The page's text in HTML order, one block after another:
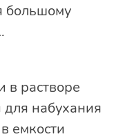
большому
в растворе
для набухания
емкости